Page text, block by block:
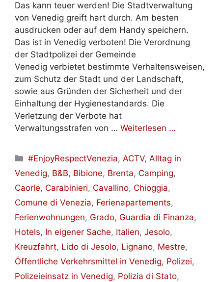
Das kann teuer werden! Die Stadtverwaltung
von Venedig greift hart durch. Am besten
ausdrucken oder auf dem Handy speichern.
Das ist in Venedig verboten! Die Verordnung
der Stadtpolizei der Gemeinde
Venedig verbietet bestimmte Verhaltensweisen,
zum Schutz der Stadt und der Landschaft,
sowie aus Gründen der Sicherheit und der
Einhaltung der Hygienestandards. Die
Verletzung der Verbote hat
Verwaltungsstrafen von … Weiterlesen …
Kategorien
#EnjoyRespectVenezia,ACTV,Alltag in
Venedig, B&B, Bibione, Brenta, Camping,
Caorle, Carabinieri, Cavallino, Chioggia,
Comune di Venezia, Ferienapartements,
Ferienwohnungen, Grado, Guardia di Finanza,
Hotels, In eigener Sache, Italien, Jesolo,
Kreuzfahrt, Lido di Jesolo, Lignano, Mestre,
Öffentliche Verkehrsmittel in Venedig, Polizei,
Polizeieinsatz in Venedig, Polizia di Stato,